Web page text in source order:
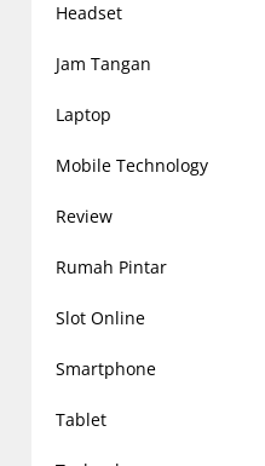
Headset
Jam Tangan
Laptop
Mobile Technology
Review
Rumah Pintar
Slot Online
Smartphone
Tablet